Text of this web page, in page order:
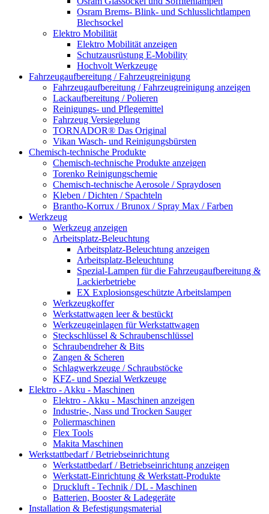
Osram Brems- Blink- und Schlusslichtlampen
Blechsockel
Elektro Mobilität
Elektro Mobilität anzeigen
Schutzausrüstung E-Mobility
Hochvolt Werkzeuge
Fahrzeugaufbereitung / Fahrzeugreinigung
Fahrzeugaufbereitung / Fahrzeugreinigung anzeigen
Lackaufbereitung / Polieren
Reinigungs- und Pflegemittel
Fahrzeug Versiegelung
TORNADOR® Das Original
Vikan Wasch- und Reinigungsbürsten
Chemisch-technische Produkte
Chemisch-technische Produkte anzeigen
Torenko Reinigungschemie
Chemisch-technische Aerosole / Spraydosen
Kleben / Dichten / Spachteln
Brantho-Korrux / Brunox / Spray Max / Farben
Werkzeug
Werkzeug anzeigen
Arbeitsplatz-Beleuchtung
Arbeitsplatz-Beleuchtung anzeigen
Arbeitsplatz-Beleuchtung
Spezial-Lampen für die Fahrzeugaufbereitung &
Lackierbetriebe
EX Explosionsgeschützte Arbeitslampen
Werkzeugkoffer
Werkstattwagen leer & bestückt
Werkzeugeinlagen für Werkstattwagen
Steckschlüssel & Schraubenschlüssel
Schraubendreher & Bits
Zangen & Scheren
Schlagwerkzeuge / Schraubstöcke
KFZ- und Spezial Werkzeuge
Elektro - Akku - Maschinen
Elektro - Akku - Maschinen anzeigen
Industrie-, Nass und Trocken Sauger
Poliermaschinen
Flex Tools
Makita Maschinen
Werkstattbedarf / Betriebseinrichtung
Werkstattbedarf / Betriebseinrichtung anzeigen
Werkstatt-Einrichtung & Werkstatt-Produkte
Druckluft - Technik / DL - Maschinen
Batterien, Booster & Ladegeräte
Installation & Befestigungsmaterial